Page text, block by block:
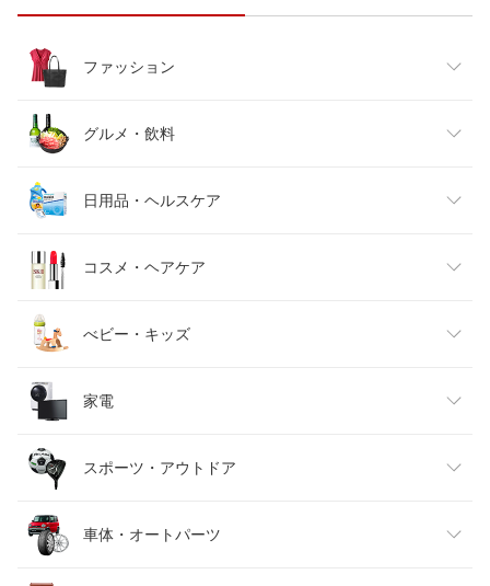
ファッション
レディースファッション
メンズファッション
キッズファッション
ベビーファッション
インナー・下着・ナイトウェア
バッグ・小物・ブランド雑貨
靴
グルメ・飲料
食品
スイーツ・お菓子
水・ソフトドリンク
ビール・洋酒
ワイン
日本酒・焼酎
日用品・ヘルスケア
日用品雑貨・文房具・手芸
ダイエット・健康
医薬品・コンタクト・介護
コスメ・ヘアケア
美容・コスメ・香水
べビー・キッズ
キッズ・ベビー・マタニティ
おもちゃ
家電
家電
TV・オーディオ・カメラ
スポーツ・アウトドア
スポーツ・アウトドア
車体・オートパーツ